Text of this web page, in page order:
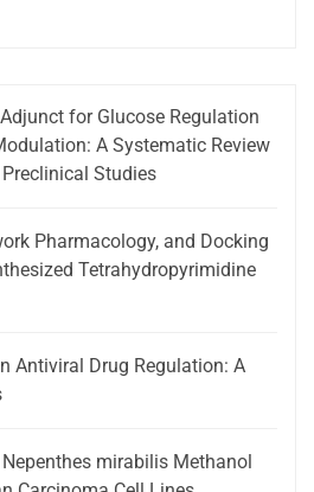
for Glucose Regulation
A Systematic Review
Studies
Pharmacology, and Docking
Tetrahydropyrimidine
Antiviral Drug Regulation: A
mirabilis Methanol